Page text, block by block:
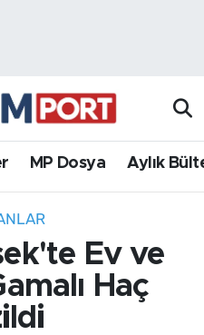
MP Dosya Aylık
Ev ve
Haç